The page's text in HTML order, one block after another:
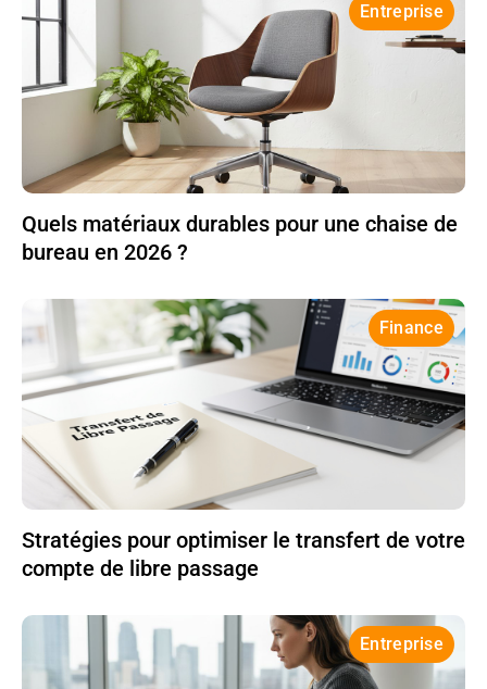
Entreprise
Quels matériaux durables pour une chaise de
bureau en 2026 ?
Finance
Stratégies pour optimiser le transfert de votre
compte de libre passage
Entreprise